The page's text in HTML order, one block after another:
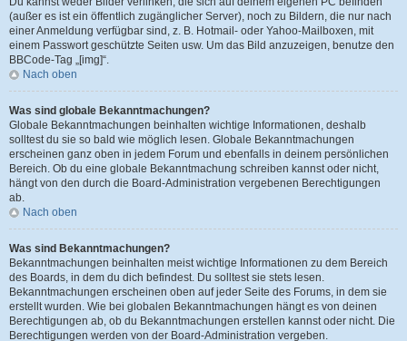
(außer es ist ein öffentlich zugänglicher Server), noch zu Bildern, die nur nach
einer Anmeldung verfügbar sind, z. B. Hotmail- oder Yahoo-Mailboxen, mit
einem Passwort geschützte Seiten usw. Um das Bild anzuzeigen, benutze den
BBCode-Tag „[img]“.
Nach oben
Was sind globale Bekanntmachungen?
Globale Bekanntmachungen beinhalten wichtige Informationen, deshalb
solltest du sie so bald wie möglich lesen. Globale Bekanntmachungen
erscheinen ganz oben in jedem Forum und ebenfalls in deinem persönlichen
Bereich. Ob du eine globale Bekanntmachung schreiben kannst oder nicht,
hängt von den durch die Board-Administration vergebenen Berechtigungen
ab.
Nach oben
Was sind Bekanntmachungen?
Bekanntmachungen beinhalten meist wichtige Informationen zu dem Bereich
des Boards, in dem du dich befindest. Du solltest sie stets lesen.
Bekanntmachungen erscheinen oben auf jeder Seite des Forums, in dem sie
erstellt wurden. Wie bei globalen Bekanntmachungen hängt es von deinen
Berechtigungen ab, ob du Bekanntmachungen erstellen kannst oder nicht. Die
Berechtigungen werden von der Board-Administration vergeben.